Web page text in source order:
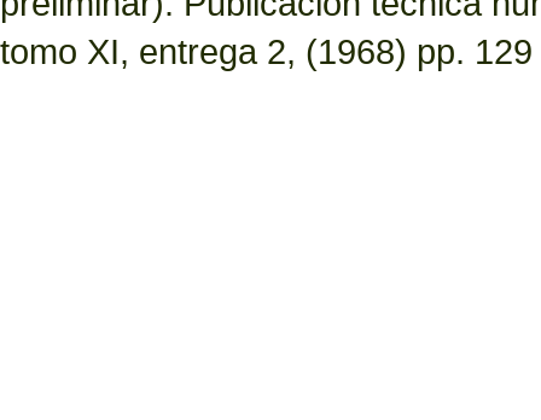
tomo XI, entrega 2, (1968) pp.